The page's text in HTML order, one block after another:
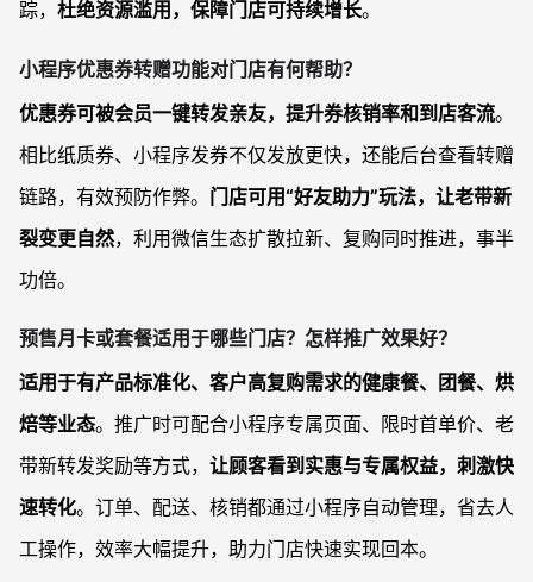
踪， 杜绝资源滥用，保障门店可持续增长。
小程序优惠券转赠功能对门店有何帮助？
优惠券可被会员一键转发亲友，提升券核销率和到店客流。
相比纸质券、小程序发券不仅发放更快，还能后台查看转赠
链路，有效预防作弊。 门店可用“好友助力”玩法，让老带新
裂变更自然，利用微信生态扩散拉新、复购同时推进，事半
功倍。
预售月卡或套餐适用于哪些门店？怎样推广效果好？
适用于有产品标准化、客户高复购需求的健康餐、团餐、烘
焙等业态。推广时可配合小程序专属页面、限时首单价、老
带新转发奖励等方式， 让顾客看到实惠与专属权益，刺激快
速转化。订单、配送、核销都通过小程序自动管理，省去人
工操作，效率大幅提升，助力门店快速实现回本。